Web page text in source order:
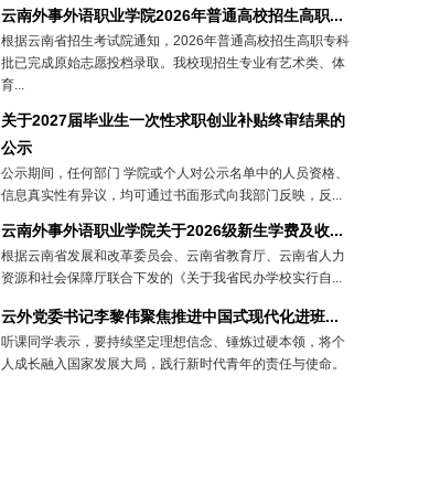
云南外事外语职业学院2026年普通高校招生高职...
根据云南省招生考试院通知，2026年普通高校招生高职专科
批已完成原始志愿投档录取。我校现招生专业有艺术类、体
育...
关于2027届毕业生一次性求职创业补贴终审结果的
公示
公示期间，任何部门 学院或个人对公示名单中的人员资格、
信息真实性有异议，均可通过书面形式向我部门反映，反...
云南外事外语职业学院关于2026级新生学费及收...
根据云南省发展和改革委员会、云南省教育厅、云南省人力
资源和社会保障厅联合下发的《关于我省民办学校实行自...
云外党委书记李黎伟聚焦推进中国式现代化进班...
听课同学表示，要持续坚定理想信念、锤炼过硬本领，将个
人成长融入国家发展大局，践行新时代青年的责任与使命。